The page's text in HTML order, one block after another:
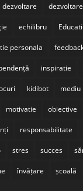
dezvoltare
echilibru
personala
inspiratie
kidibot mediu
motivatie obiective
responsabilitate
stres succes
învățare școală